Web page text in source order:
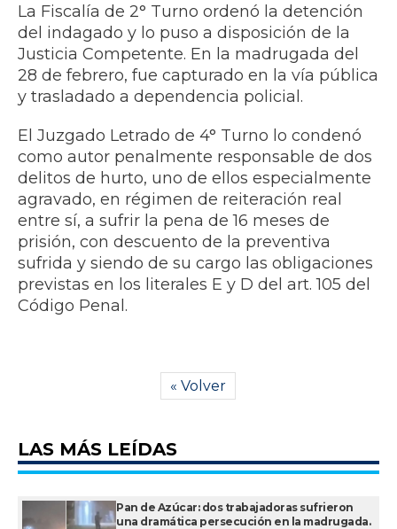
La Fiscalía de 2° Turno ordenó la detención
del indagado y lo puso a disposición de la
Justicia Competente. En la madrugada del
28 de febrero, fue capturado en la vía pública
y trasladado a dependencia policial.
El Juzgado Letrado de 4° Turno lo condenó
como autor penalmente responsable de dos
delitos de hurto, uno de ellos especialmente
agravado, en régimen de reiteración real
entre sí, a sufrir la pena de 16 meses de
prisión, con descuento de la preventiva
sufrida y siendo de su cargo las obligaciones
previstas en los literales E y D del art. 105 del
Código Penal.
« Volver
LAS MÁS LEÍDAS
Pan de Azúcar: dos trabajadoras sufrieron
una dramática persecución en la madrugada.